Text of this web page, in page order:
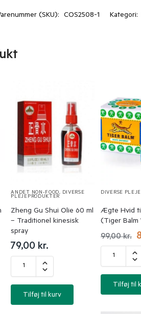
(SKU): COS2508-1 Kategori:
ANDET NON-FOOD, DIVERSE
PLEJEPRODUKTER
Zheng Gu Shui Olie 60 ml
– Traditionel kinesisk
spray
79,00 kr.
Tilføj til kurv
DIVERSE
Ægte Hvid
(Tiger Balm
99,00kr.
Tilføj til